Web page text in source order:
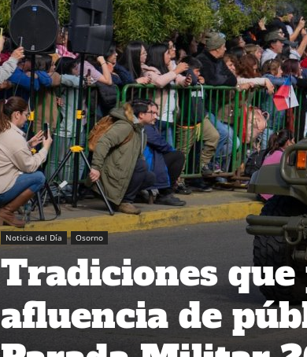
Noticia del Día Osorno
Tradiciones
afluencia de